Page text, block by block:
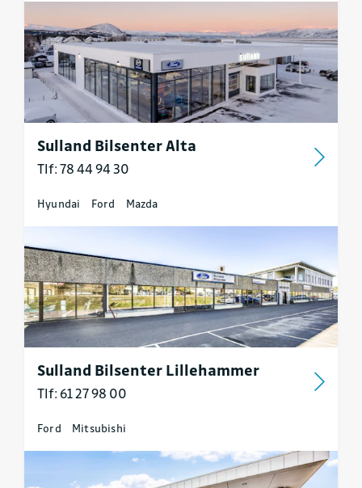
Sulland Bilsenter Alta
Tlf: 78 44 94 30
Hyundai Ford Mazda
Sulland Bilsenter Lillehammer
Tlf: 61 27 98 00
Ford Mitsubishi